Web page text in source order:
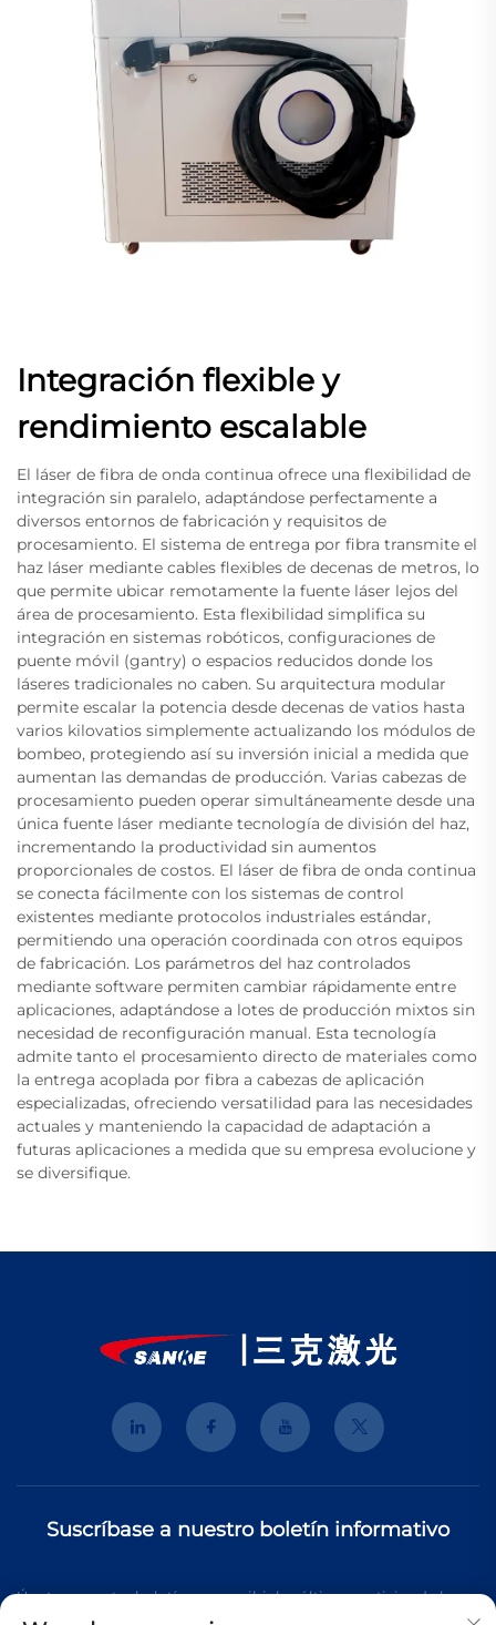
Integración flexible y
rendimiento escalable
El láser de fibra de onda continua ofrece una flexibilidad de
integración sin paralelo, adaptándose perfectamente a
diversos entornos de fabricación y requisitos de
procesamiento. El sistema de entrega por fibra transmite el
haz láser mediante cables flexibles de decenas de metros, lo
que permite ubicar remotamente la fuente láser lejos del
área de procesamiento. Esta flexibilidad simplifica su
integración en sistemas robóticos, configuraciones de
puente móvil (gantry) o espacios reducidos donde los
láseres tradicionales no caben. Su arquitectura modular
permite escalar la potencia desde decenas de vatios hasta
varios kilovatios simplemente actualizando los módulos de
bombeo, protegiendo así su inversión inicial a medida que
aumentan las demandas de producción. Varias cabezas de
procesamiento pueden operar simultáneamente desde una
única fuente láser mediante tecnología de división del haz,
incrementando la productividad sin aumentos
proporcionales de costos. El láser de fibra de onda continua
se conecta fácilmente con los sistemas de control
existentes mediante protocolos industriales estándar,
permitiendo una operación coordinada con otros equipos
de fabricación. Los parámetros del haz controlados
mediante software permiten cambiar rápidamente entre
aplicaciones, adaptándose a lotes de producción mixtos sin
necesidad de reconfiguración manual. Esta tecnología
admite tanto el procesamiento directo de materiales como
la entrega acoplada por fibra a cabezas de aplicación
especializadas, ofreciendo versatilidad para las necesidades
actuales y manteniendo la capacidad de adaptación a
futuras aplicaciones a medida que su empresa evolucione y
se diversifique.
Suscríbase a nuestro boletín informativo
Únete a nuestro boletín para recibir las últimas noticias de la